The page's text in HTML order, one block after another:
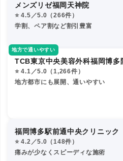
メンズリゼ福岡天神院
⭐️ 4.5／5.0（266件）
学割、ペア割など割引豊富
地方で通いやすい
TCB東京中央美容外科福岡博多
⭐️ 4.1／5.0（1,266件）
地方都市にも展開、通いやすい
福岡博多駅前通中央クリニック
⭐️ 4.2／5.0（148件）
痛みが少なくスピーディな施術